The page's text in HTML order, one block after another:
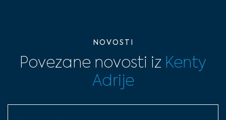
NOVOSTI
Povezane novosti iz Kenty
Adrije